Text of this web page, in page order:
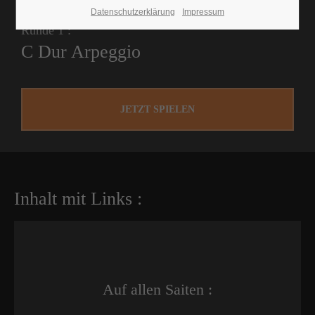
Runde 1 :
C Dur Arpeggio
JETZT SPIELEN
Inhalt mit Links :
Auf allen Saiten :
Datenschutzerklärung Impressum